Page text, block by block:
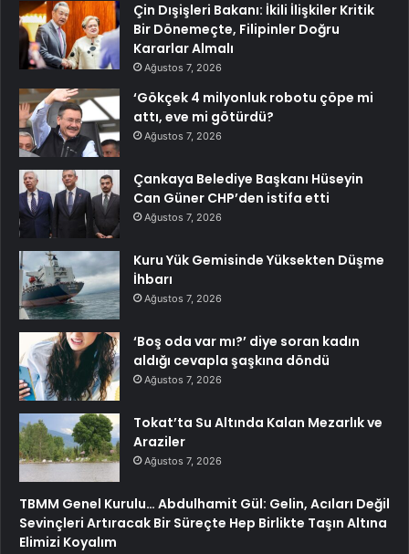
Çin Dışişleri Bakanı: İkili İlişkiler Kritik
Bir Dönemeçte, Filipinler Doğru
Kararlar Almalı
Ağustos 7, 2026
‘Gökçek 4 milyonluk robotu çöpe mi
attı, eve mi götürdü?
Ağustos 7, 2026
Çankaya Belediye Başkanı Hüseyin
Can Güner CHP’den istifa etti
Ağustos 7, 2026
Kuru Yük Gemisinde Yüksekten Düşme
İhbarı
Ağustos 7, 2026
‘Boş oda var mı?’ diye soran kadın
aldığı cevapla şaşkına döndü
Ağustos 7, 2026
Tokat’ta Su Altında Kalan Mezarlık ve
Araziler
Ağustos 7, 2026
TBMM Genel Kurulu… Abdulhamit Gül: Gelin, Acıları Değil
Sevinçleri Artıracak Bir Süreçte Hep Birlikte Taşın Altına
Elimizi Koyalım